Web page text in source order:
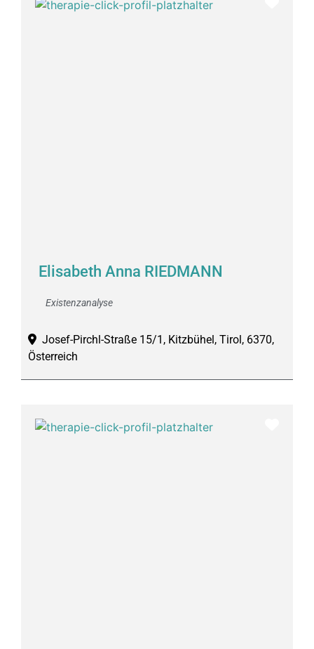
Elisabeth Anna RIEDMANN
Existenzanalyse
Josef-Pirchl-Straße 15/1, Kitzbühel, Tirol, 6370,
Österreich